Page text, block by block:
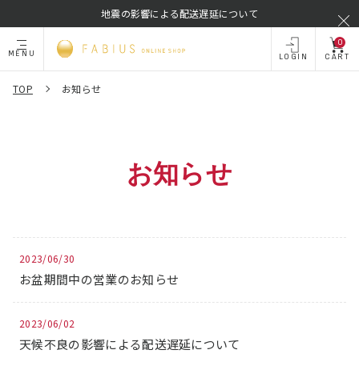
地震の影響による配送遅延について
MENU LOGIN
0
CART
TOP お知らせ
お知らせ
2023/06/30
お盆期間中の営業のお知らせ
2023/06/02
天候不良の影響による配送遅延について